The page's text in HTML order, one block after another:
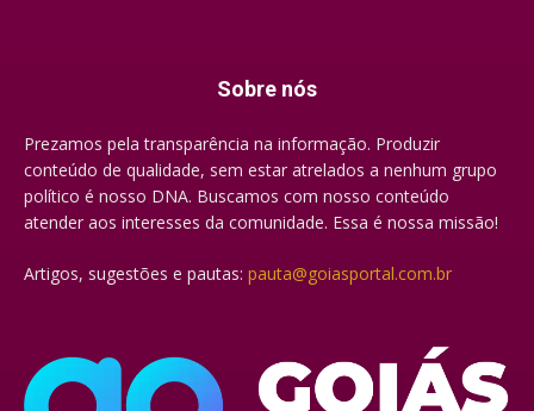
Sobre nós
Prezamos pela transparência na informação. Produzir
conteúdo de qualidade, sem estar atrelados a nenhum grupo
político é nosso DNA. Buscamos com nosso conteúdo
atender aos interesses da comunidade. Essa é nossa missão!
Artigos, sugestões e pautas: pauta@goiasportal.com.br